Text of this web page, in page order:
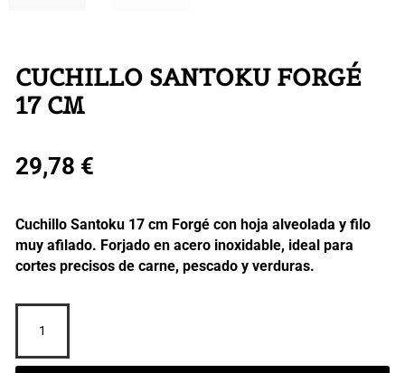
CUCHILLO SANTOKU FORGÉ
17 CM
29,78 €
Cuchillo Santoku 17 cm Forgé con hoja alveolada y filo
muy afilado. Forjado en acero inoxidable, ideal para
cortes precisos de carne, pescado y verduras.
SANTOKU
FORGÉ